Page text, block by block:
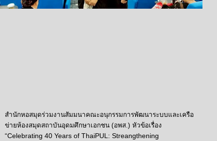
สำนักหอสมุดร่วมงานสัมมนาคณะอนุกรรมการพัฒนาระบบและเครือ
ข่ายห้องสมุดสถาบันอุดมศึกษาเอกชน (อพส.) หัวข้อเรื่อง
“Celebrating 40 Years of ThaiPUL: Streangthening